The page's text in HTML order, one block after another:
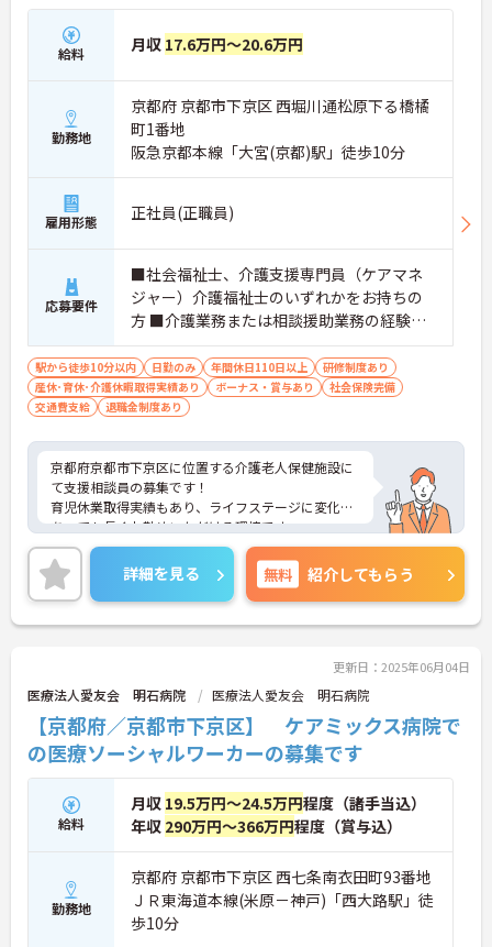
給料 月収 17.6万円～20.6万円
勤務地
京都府 京都市下京区 西堀川通松原下る橋橘
町1番地
阪急京都本線「大宮(京都)駅」徒歩10分
雇用形態 正社員(正職員)
応募要件
■社会福祉士、介護支援専門員（ケアマネ
ジャー）介護福祉士のいずれかをお持ちの
方 ■介護業務または相談援助業務の経験必
須 ■普通自動車運転免許必須
駅から徒歩10分以内 日勤のみ 年間休日110日以上
研修制度あり
産休･育休･介護休暇取得実績あり
ボーナス・賞与あり
社会保険完備
交通費支給
退職金制度あり
京都府京都市下京区に位置する介護老人保健施設に
て支援相談員の募集です！
育児休業取得実績もあり、ライフステージに変化が
あっても長くお勤めいただける環境です。
ご興味ある方には、面接対策ポイントなど、さらに
詳細をお話しいたしますのでお気軽にご相談くださ
い！
詳細を見る 無料 紹介してもらう
更新日：2025年06月04日
医療法人愛友会 明石病院 医療法人愛友会 明石病院
【京都府／京都市下京区】 ケアミックス病院で
の医療ソーシャルワーカーの募集です
給料
月収 19.5万円～24.5万円程度（諸手当込）
年収 290万円～366万円程度（賞与込）
勤務地
京都府 京都市下京区 西七条南衣田町93番地
ＪＲ東海道本線(米原－神戸)「西大路駅」徒
歩10分